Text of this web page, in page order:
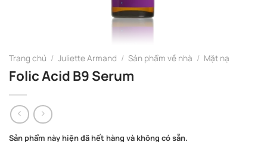
Trang chủ / Juliette Armand / Sản phẩm về nhà / Mặt nạ
Folic Acid B9 Serum
Sản phẩm này hiện đã hết hàng và không có sẵn.